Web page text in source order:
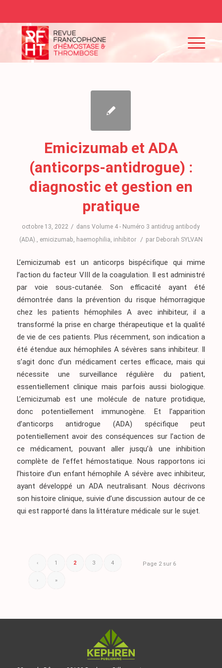
Emicizumab et ADA
(anticorps-antidrogue) :
diagnostic et gestion en
pratique
octobre 13, 2022 / dansVolume 4 - Numéro 3 antidrug antibody
(ADA)., emicizumab, haemophilia, inhibitor / par Deborah SYLVAN
L’emicizumab est un anticorps bispécifique qui mime
l’action du facteur VIII de la coagulation. Il est administré
par voie sous-cutanée. Son efficacité ayant été
démontrée dans la prévention du risque hémorragique
chez les patients hémophiles A avec inhibiteur, il a
transformé la prise en charge thérapeutique et la qualité
de vie de ces patients. Plus récemment, son indication a
été étendue aux hémophiles A sévères sans inhibiteur. Il
s’agit donc d’un médicament certes efficace, mais qui
nécessite une surveillance régulière du patient,
essentiellement clinique mais parfois aussi biologique.
L’emicizumab est une molécule de nature protidique,
donc potentiellement immunogène. Et l’apparition
d’anticorps antidrogue (ADA) spécifique peut
potentiellement avoir des conséquences sur l’action de
ce médicament, pouvant aller jusqu’à une inhibition
complète de l’effet hémostatique. Nous rapportons ici
l’histoire d’un enfant hémophile A sévère avec inhibiteur,
ayant développé un ADA neutralisant. Nous décrivons
son histoire clinique, suivie d’une discussion autour de ce
qui est rapporté dans la littérature médicale sur le sujet.
Page 2 sur 6
‹ 1 2 3 4
› »